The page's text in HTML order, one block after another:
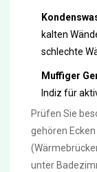
kalten
schlechte
Muffiger
Indiz für
Prüfen Sie
gehören
unter